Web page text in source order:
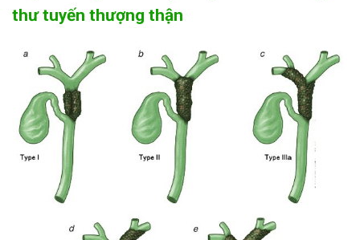
thư tuyến thượng thận